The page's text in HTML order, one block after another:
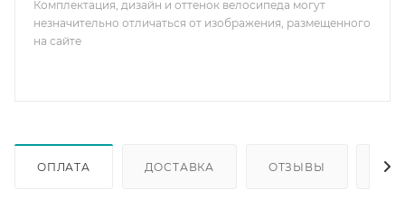
Комплектация, дизайн и оттенок велосипеда могут
незначительно отличаться от изображения, размещенного
на сайте
ОПЛАТА ДОСТАВКА ОТЗЫВЫ